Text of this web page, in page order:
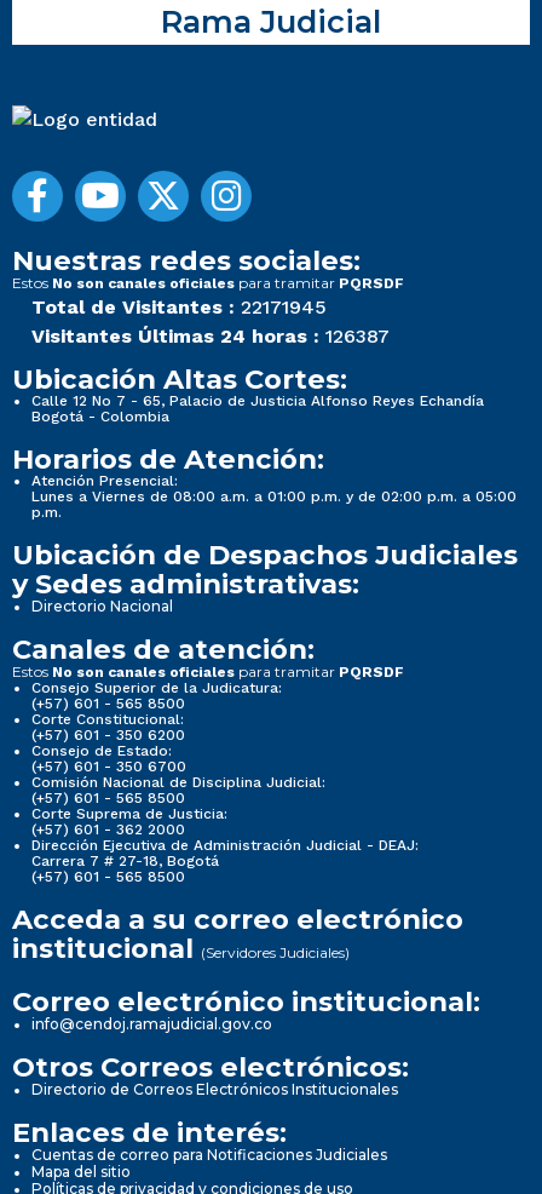
Rama Judicial
Nuestras redes sociales:
Estos No son canales oficiales para tramitar PQRSDF
Total de Visitantes : 22171945
Visitantes Últimas 24 horas : 126387
Ubicación Altas Cortes:
Calle 12 No 7 - 65, Palacio de Justicia Alfonso Reyes Echandía
Bogotá - Colombia
Horarios de Atención:
Atención Presencial:
Lunes a Viernes de 08:00 a.m. a 01:00 p.m. y de 02:00 p.m. a 05:00
p.m.
Ubicación de Despachos Judiciales
y Sedes administrativas:
Directorio Nacional
Canales de atención:
Estos No son canales oficiales para tramitar PQRSDF
Consejo Superior de la Judicatura:
(+57) 601 - 565 8500
Corte Constitucional:
(+57) 601 - 350 6200
Consejo de Estado:
(+57) 601 - 350 6700
Comisión Nacional de Disciplina Judicial:
(+57) 601 - 565 8500
Corte Suprema de Justicia:
(+57) 601 - 362 2000
Dirección Ejecutiva de Administración Judicial - DEAJ:
Carrera 7 # 27-18, Bogotá
(+57) 601 - 565 8500
Acceda a su correo electrónico
institucional (Servidores Judiciales)
Correo electrónico institucional:
info@cendoj.ramajudicial.gov.co
Otros Correos electrónicos:
Directorio de Correos Electrónicos Institucionales
Enlaces de interés:
Cuentas de correo para Notificaciones Judiciales
Mapa del sitio
Políticas de privacidad y condiciones de uso